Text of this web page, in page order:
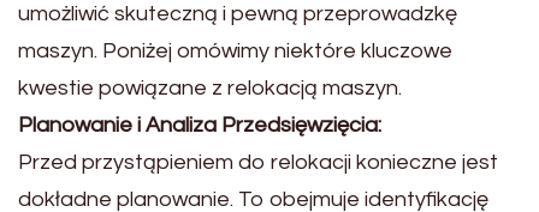
umożliwić skuteczną i pewną przeprowadzkę
maszyn. Poniżej omówimy niektóre kluczowe
kwestie powiązane z relokacją maszyn.
Planowanie i Analiza Przedsięwzięcia:
Przed przystąpieniem do relokacji konieczne jest
dokładne planowanie. To obejmuje identyfikację